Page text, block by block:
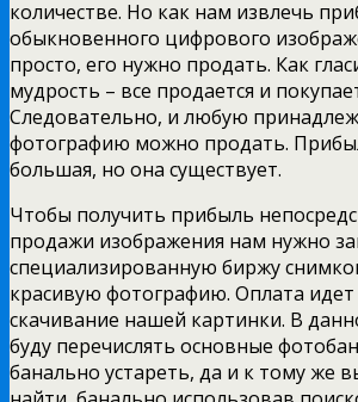
количестве. Но как нам извлечь
обыкновенного цифрового
просто, его нужно продать. Как
мудрость – все продается и
Следовательно, и любую
фотографию можно продать.
большая, но она существует.
Чтобы получить прибыль
продажи изображения нам нужно
специализированную биржу
красивую фотографию. Оплата идет
скачивание нашей картинки. В
буду перечислять основные
банально устареть, да и к тому же